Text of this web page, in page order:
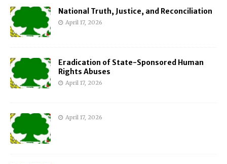
National Truth, Justice, and Reconciliation
April 17, 2026
Eradication of State-Sponsored Human
Rights Abuses
April 17, 2026
April 17, 2026